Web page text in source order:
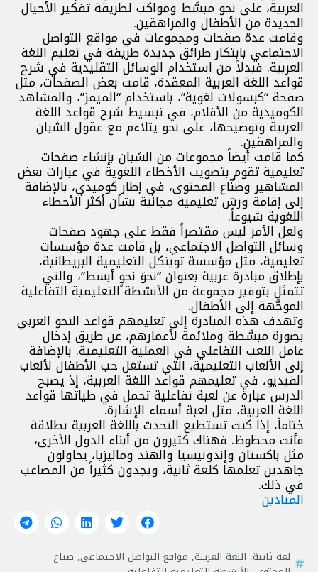
العربية، على نحو مبسَّط ومواكب لطريقة تفكير الأجيال
الجديدة من الأطفال والمراهقين.
وقامت عدة صفحات ومجموعات في مواقع التواصل
الاجتماعي بابتكار طرائق جديدة طريفة في تعليم اللغة
العربية. فبدلاً من استخدام الوسائل التقليدية في شرح
قواعد اللغة العربية المعقدة، قامت بعض الصفحات، مثل
صفحة “كبسولات لغوية”، باستخدام “الميمز”، والمشاهد
الكوميدية من الأفلام، في تبسيط شرح قواعد اللغة
العربية وتوضيحها، على نحو يتلاءم مع عقول الشبان
والمراهقين.
كما قامت أيضاً مجموعات من الشبان بإنشاء صفحات
تعليمية تقوم بتصويب الأخطاء اللغوية في عبارات بعض
المشاهير وصنّاع المحتوى، في إطار كوميدي، بالإضافة
إلى إقامة ورش تعليمية مجانية بشأن أكثر الأخطاء
اللغوية شيوعاً.
ولعل الأمر ليس مقتصراً فقط على جهود صفحات
وسائل التواصل الاجتماعي، بل قامت عدة مؤسسات
تعليمية، مثل مؤسسة توينكل التعليمية البريطانية،
بإطلاق مبادرة عربية بعنوان “نحوَ نحوٍ أبسط”، والتي
تتمثل بتوفير مجموعة من الأنشطة التعليمية التفاعلية
الموجَّهة إلى الأطفال.
وتهدف هذه المبادرة إلى تعليمهم قواعد النحو العربي
بصورة مبسَّطة وملائمة لأعمارهم، عن طريق إدخال
عامل اللعب التفاعلي في العملية التعليمية. بالإضافة
إلى الألعاب التعليمية، التي تستغل حب الأطفال لألعاب
الفيديو، في تعليمهم قواعد اللغة العربية، إذ يصبح
الدرس عبارة عن لعبة تفاعلية تحمل في طياتها قواعد
اللغة العربية، مثل لعبة أسماء الإشارة.
ختاماً، إذا كنت تستطيع التحدث باللغة العربية بطلاقة
فأنت محظوظ. فهناك كثيرون من أبناء الدول الأخرى،
مثل باكستان وإندونيسيا والهند وماليزيا، يحاولون
جاهدين تعلمها كلغة ثانية، ويجدون كثيراً من المصاعب
في ذلك.
الميادين
لغة ثانية, اللغة العربية, مواقع التواصل الاجتماعي, صناع